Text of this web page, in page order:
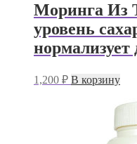
Моринга Из
уровень
нормализует
1,200 ₽ В корзину